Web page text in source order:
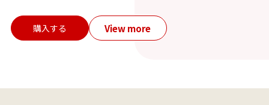
購入する View more